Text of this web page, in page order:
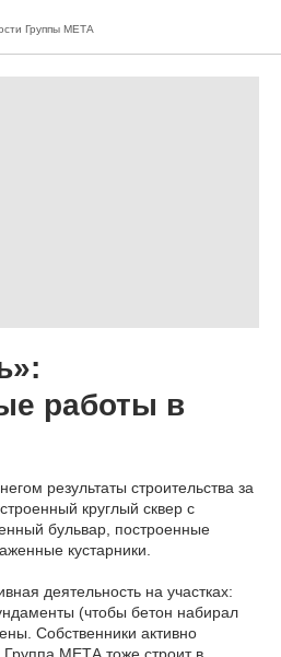
Группы МЕТА
работы в
результаты строительства за
круглый сквер с
бульвар, построенные
кустарники.
деятельность на участках:
(чтобы бетон набирал
Собственники активно
МЕТА тоже строит в